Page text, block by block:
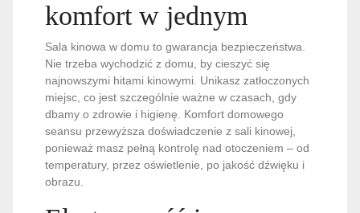
komfort w jednym
Sala kinowa w domu to gwarancja bezpieczeństwa.
Nie trzeba wychodzić z domu, by cieszyć się
najnowszymi hitami kinowymi. Unikasz zatłoczonych
miejsc, co jest szczególnie ważne w czasach, gdy
dbamy o zdrowie i higienę. Komfort domowego
seansu przewyższa doświadczenie z sali kinowej,
ponieważ masz pełną kontrolę nad otoczeniem – od
temperatury, przez oświetlenie, po jakość dźwięku i
obrazu.